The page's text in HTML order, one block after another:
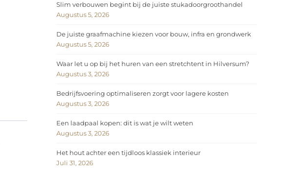
Slim verbouwen begint bij de juiste stukadoorgroothandel
Augustus 5, 2026
De juiste graafmachine kiezen voor bouw, infra en grondwerk
Augustus 5, 2026
Waar let u op bij het huren van een stretchtent in Hilversum?
Augustus 3, 2026
Bedrijfsvoering optimaliseren zorgt voor lagere kosten
Augustus 3, 2026
Een laadpaal kopen: dit is wat je wilt weten
Augustus 3, 2026
Het hout achter een tijdloos klassiek interieur
Juli 31, 2026